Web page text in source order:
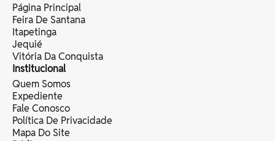
Página Principal
Feira De Santana
Itapetinga
Jequié
Vitória Da Conquista
Institucional
Quem Somos
Expediente
Fale Conosco
Política De Privacidade
Mapa Do Site